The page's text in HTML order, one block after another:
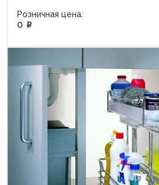
Розничная цена:
0
p